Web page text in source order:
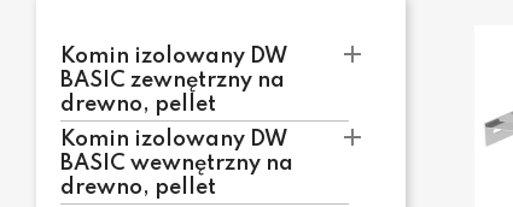
Komin izolowany DW
BASIC zewnętrzny na
drewno, pellet

Komin izolowany DW
BASIC wewnętrzny na
drewno, pellet
